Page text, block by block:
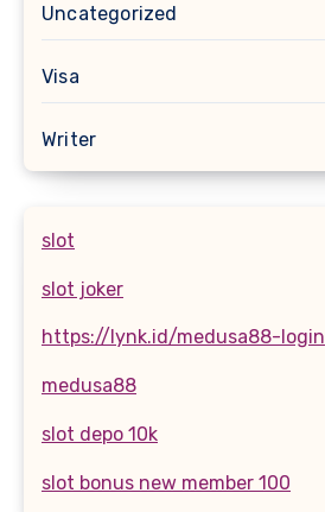
Uncategorized
Visa
Writer
slot
slot joker
https://lynk.id/medusa88-login
medusa88
slot depo 10k
slot bonus new member 100